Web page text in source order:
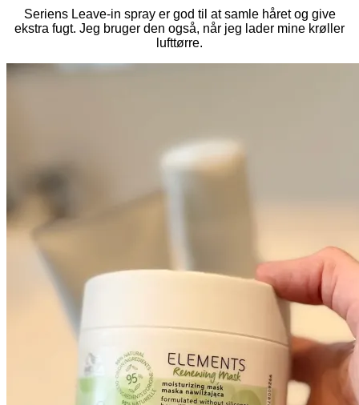
Seriens Leave-in spray er god til at samle håret og give
ekstra fugt. Jeg bruger den også, når jeg lader mine krøller
lufttørre.